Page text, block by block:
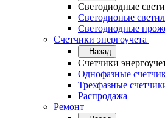
Светодиодные
Светодионые
Светодиодные
Счетчики энергоучета
Назад
Счетчики
Однофазные
Трехфазные
Распродажа
Ремонт